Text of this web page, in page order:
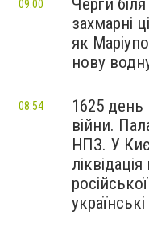
Черги
захмарні
як
нову
09:00
1625
війни.
НПЗ. У
08:54